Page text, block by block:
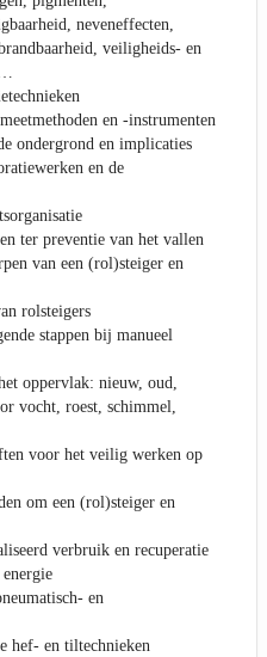
neveneffecten,
veiligheids- en
…
en -instrumenten
ondergrond en implicaties
en de
ter preventie van het vallen
van een (rol)steiger en
rolsteigers
stappen bij manueel
oppervlak: nieuw, oud,
vocht, roest, schimmel,
voor het veilig werken op
om een (rol)steiger en
verbruik en recuperatie
en
hef- en tiltechnieken